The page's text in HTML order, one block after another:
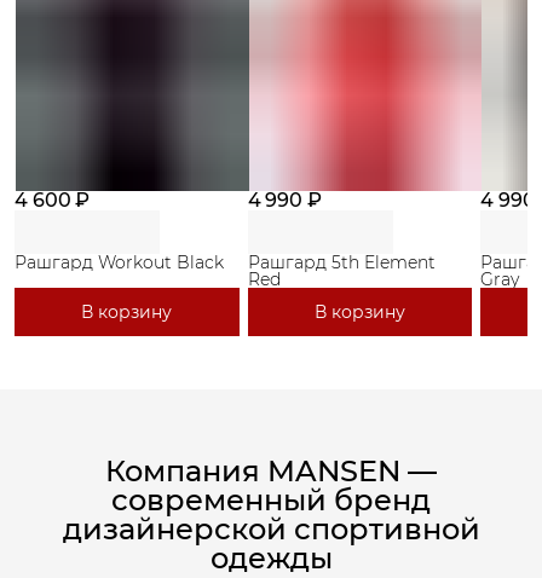
4 600 ₽
Рашгард Workout Black
В корзину
4 990 ₽
Рашгард 5th Element
Red
В корзину
4 990
Gray
Компания MANSEN —
современный бренд
дизайнерской спортивной
одежды